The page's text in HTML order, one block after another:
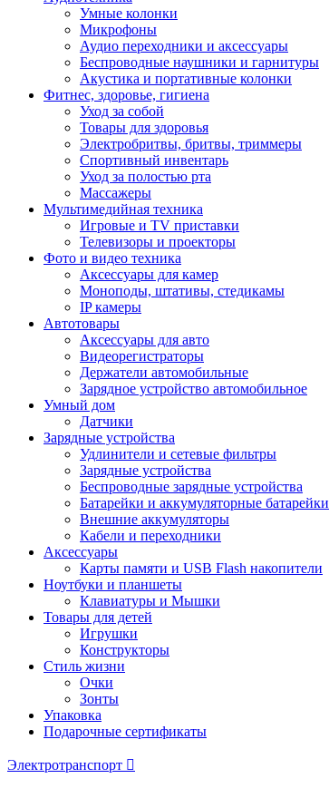
Умные колонки
Микрофоны
Аудио переходники и аксессуары
Беспроводные наушники и гарнитуры
Акустика и портативные колонки
Фитнес, здоровье, гигиена
Уход за собой
Товары для здоровья
Электробритвы, бритвы, триммеры
Спортивный инвентарь
Уход за полостью рта
Массажеры
Мультимедийная техника
Игровые и TV приставки
Телевизоры и проекторы
Фото и видео техника
Аксессуары для камер
Моноподы, штативы, стедикамы
IP камеры
Автотовары
Аксессуары для авто
Видеорегистраторы
Держатели автомобильные
Зарядное устройство автомобильное
Умный дом
Датчики
Зарядные устройства
Удлинители и сетевые фильтры
Зарядные устройства
Беспроводные зарядные устройства
Батарейки и аккумуляторные батарейки
Внешние аккумуляторы
Кабели и переходники
Аксессуары
Карты памяти и USB Flash накопители
Ноутбуки и планшеты
Клавиатуры и Мышки
Товары для детей
Игрушки
Конструкторы
Стиль жизни
Очки
Зонты
Упаковка
Подарочные сертификаты
Электротранспорт